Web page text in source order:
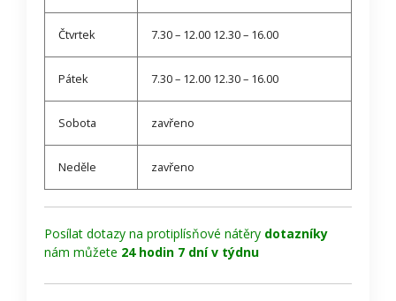
Čtvrtek 7.30 – 12.00 12.30 – 16.00
Pátek 7.30 – 12.00 12.30 – 16.00
Sobota zavřeno
Neděle zavřeno
Posílat dotazy na protiplísňové nátěry dotazníky
nám můžete 24 hodin 7 dní v týdnu